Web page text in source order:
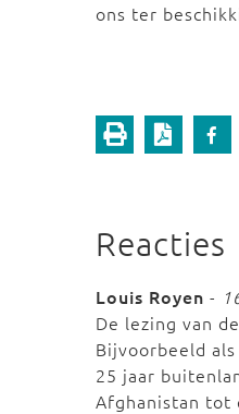
ons ter
Reacties
Louis Royen -
De lezing van
Bijvoorbeeld
25 jaar
Afghanistan tot